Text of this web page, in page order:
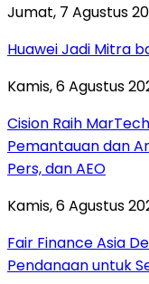
Jumat, 7 Agustus
Huawei Jadi Mitra
Kamis, 6 Agustus
Cision Raih
Pemantauan dan
Pers, dan AEO
Kamis, 6 Agustus
Fair Finance Asia
Pendanaan untuk